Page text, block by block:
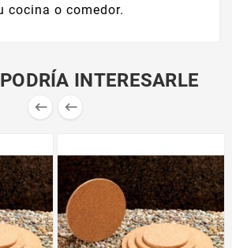
cocina o comedor.
INTERESARLE
 